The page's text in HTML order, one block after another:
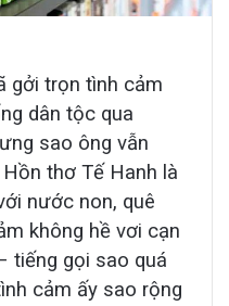
gởi trọn tình cảm
dân tộc qua
sao ông vẫn
Hồn thơ Tế Hanh là
nước non, quê
không hề vơi cạn
tiếng gọi sao quá
cảm ấy sao rộng